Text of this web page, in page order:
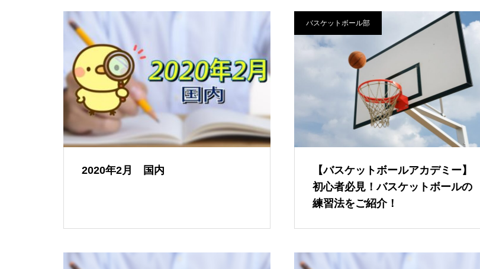
2020年2月 国内
バスケットボール部
【バスケットボールアカデミー】
初心者必見！バスケットボールの
練習法をご紹介！